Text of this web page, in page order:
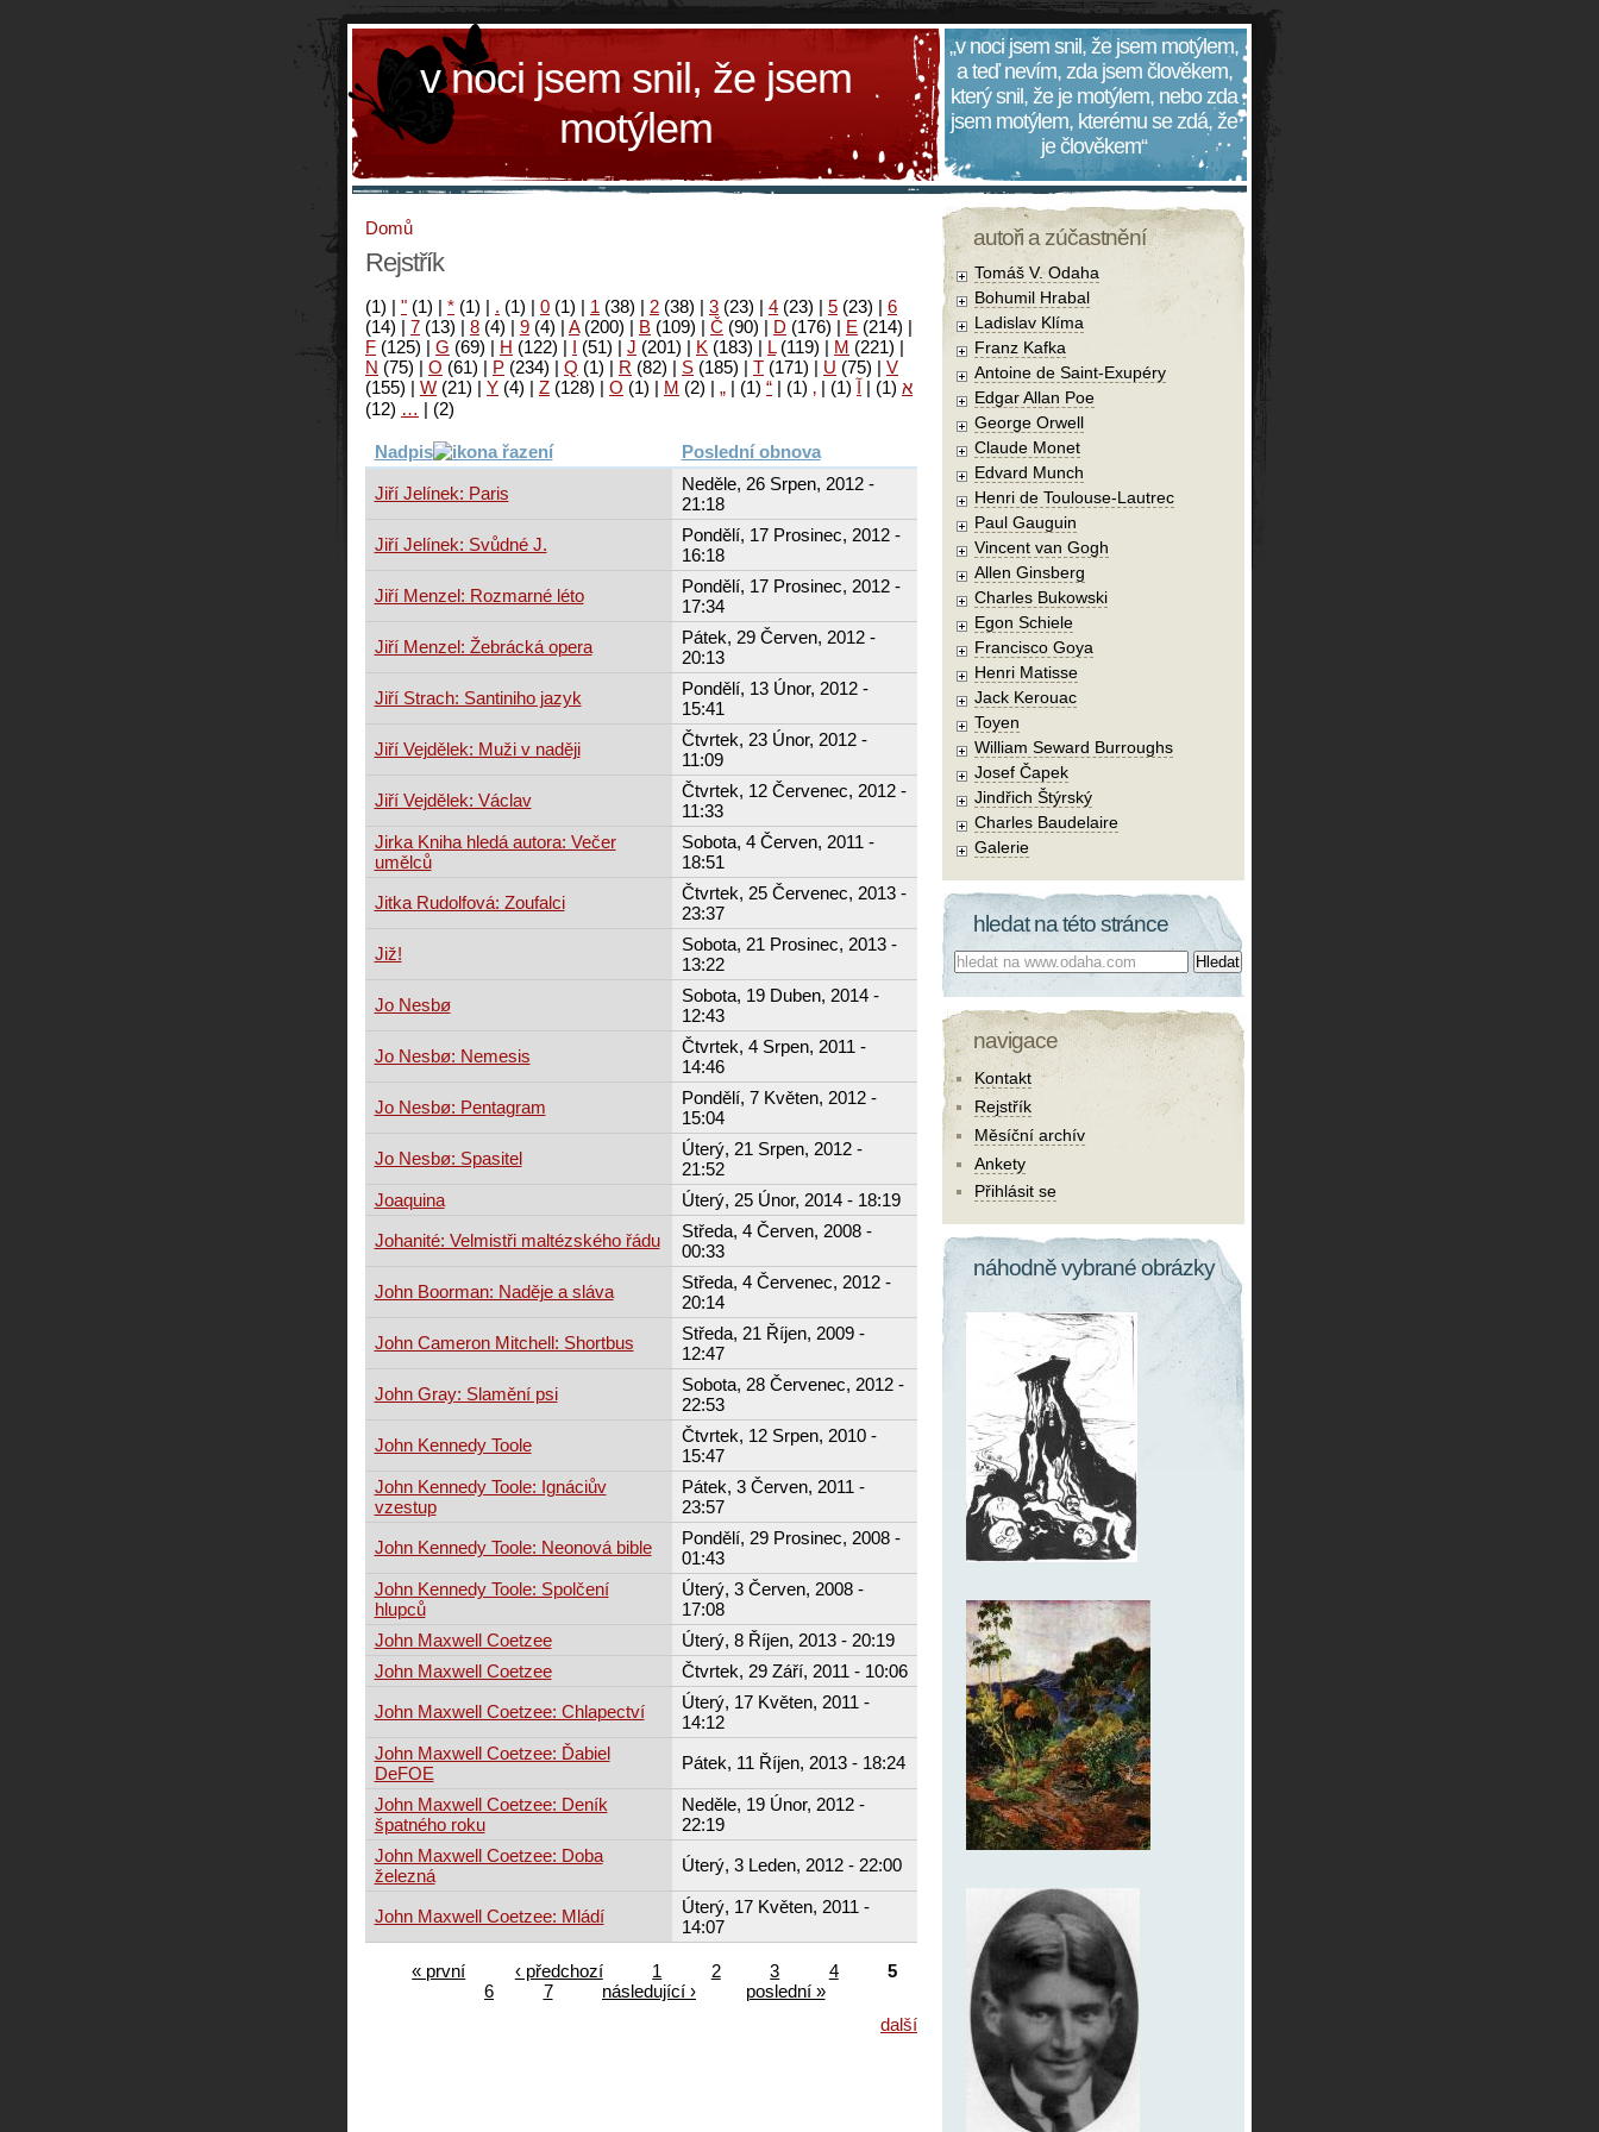
v noci jsem snil, že jsem
motýlem
„v noci jsem snil, že jsem motýlem,
a teď nevím, zda jsem člověkem,
který snil, že je motýlem, nebo zda
jsem motýlem, kterému se zdá, že
je člověkem“
Domů
Rejstřík
(1) | " (1) | * (1) | . (1) | 0 (1) | 1 (38) | 2 (38) | 3 (23) | 4 (23) | 5 (23) | 6
(14) | 7 (13) | 8 (4) | 9 (4) | A(200) | B (109) | Č (90) | D (176) | E (214) |
F (125) | G (69) | H (122) | I (51) | J (201) | K (183) | L(119) | M (221) |
N (75) | O (61) | P (234) | Q (1) | R (82) | S (185) | T (171) | U (75) | V
(155) | W (21) | Y (4) | Z (128) | Ο (1) | М (2) | א (1)
| آ (1)
|
‚
(1)
|
“
(1)
|
„
(2)
|
…
(12)
Nadpis Poslední obnova
Jiří Jelínek: Paris
Neděle, 26 Srpen, 2012 -
21:18
Jiří Jelínek: Svůdné J.
Pondělí, 17 Prosinec, 2012 -
16:18
Jiří Menzel: Rozmarné léto
Pondělí, 17 Prosinec, 2012 -
17:34
Jiří Menzel: Žebrácká opera
Pátek, 29 Červen, 2012 -
20:13
Jiří Strach: Santiniho jazyk
Pondělí, 13 Únor, 2012 -
15:41
Jiří Vejdělek: Muži v naději
Čtvrtek, 23 Únor, 2012 -
11:09
Jiří Vejdělek: Václav
Čtvrtek, 12 Červenec, 2012 -
11:33
Jirka Kniha hledá autora: Večer
umělců
Sobota, 4 Červen, 2011 -
18:51
Jitka Rudolfová: Zoufalci
Čtvrtek, 25 Červenec, 2013 -
23:37
Již!
Sobota, 21 Prosinec, 2013 -
13:22
Jo Nesbø
Sobota, 19 Duben, 2014 -
12:43
Jo Nesbø: Nemesis
Čtvrtek, 4 Srpen, 2011 -
14:46
Jo Nesbø: Pentagram
Pondělí, 7 Květen, 2012 -
15:04
Jo Nesbø: Spasitel
Úterý, 21 Srpen, 2012 -
21:52
Joaquina
Úterý, 25 Únor, 2014 - 18:19
Johanité: Velmistři maltézského řádu
Středa, 4 Červen, 2008 -
00:33
John Boorman: Naděje a sláva
Středa, 4 Červenec, 2012 -
20:14
John Cameron Mitchell: Shortbus
Středa, 21 Říjen, 2009 -
12:47
John Gray: Slamění psi
Sobota, 28 Červenec, 2012 -
22:53
John Kennedy Toole
Čtvrtek, 12 Srpen, 2010 -
15:47
John Kennedy Toole: Ignáciův
vzestup
Pátek, 3 Červen, 2011 -
23:57
John Kennedy Toole: Neonová bible
Pondělí, 29 Prosinec, 2008 -
01:43
John Kennedy Toole: Spolčení
hlupců
Úterý, 3 Červen, 2008 -
17:08
John Maxwell Coetzee
Úterý, 8 Říjen, 2013 - 20:19
John Maxwell Coetzee
Čtvrtek, 29 Září, 2011 - 10:06
John Maxwell Coetzee: Chlapectví
Úterý, 17 Květen, 2011 -
14:12
John Maxwell Coetzee: Ďabiel
DeFOE
Pátek, 11 Říjen, 2013 - 18:24
John Maxwell Coetzee: Deník
špatného roku
Neděle, 19 Únor, 2012 -
22:19
John Maxwell Coetzee: Doba
železná
Úterý, 3 Leden, 2012 - 22:00
John Maxwell Coetzee: Mládí
Úterý, 17 Květen, 2011 -
14:07
« první ‹ předchozí 1 2 3 4
5
6
7 následující ›
poslední »
další
autoři a zúčastnění
Tomáš V. Odaha
Bohumil Hrabal
Ladislav Klíma
Franz Kafka
Antoine de Saint-Exupéry
Edgar Allan Poe
George Orwell
Claude Monet
Edvard Munch
Henri de Toulouse-Lautrec
Paul Gauguin
Vincent van Gogh
Allen Ginsberg
Charles Bukowski
Egon Schiele
Francisco Goya
Henri Matisse
Jack Kerouac
Toyen
William Seward Burroughs
Josef Čapek
Jindřich Štýrský
Charles Baudelaire
Galerie
hledat na této stránce
Co hledat:
navigace
Kontakt
Rejstřík
Měsíční archív
Ankety
Přihlásit se
náhodně vybrané obrázky